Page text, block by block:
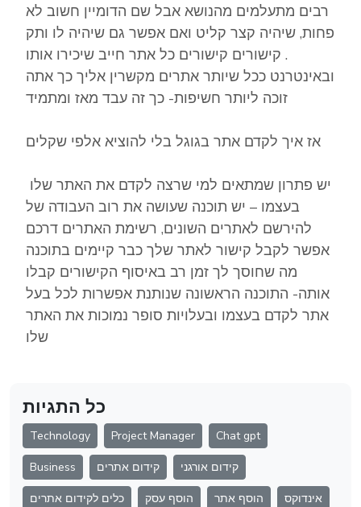
רבים מתעלמים מהנושא אבל שם הדומיין חשוב לא
פחות, שיהיה קצר קליט ואם אפשר גם שיהיה לו ותק
. קישורים קישורים כל אתר חייב שיכירו אותו
ובאינטרנט ככל שיותר אתרים מקשרין אליך כך אתה
זוכה ליותר חשיפות- כך זה עבד מאז ומתמיד
אז איך לקדם אתר בגוגל בלי להוציא אלפי שקלים
בעצמו – יש תוכנה שעושה את רוב העבודה של
להירשם לאתרים השונים, רשימת האתרים דרכם
אפשר לקבל קישור לאתר שלך כבר קיימים בתוכנה
מה שחוסך לך זמן רב באיסוף הקישורים קבלו
אותה- התוכנה הראשונה שנותנת אפשרות לכל בעל
אתר לקדם בעצמו ובעלויות סופר נמוכות את האתר
שלו
כל התגיות
Technology Project Manager Chat gpt
Business קידום אתרים קידום אורגני
כלים לקידום אתרים הוסף עסק הוסף אתר אינדוקס